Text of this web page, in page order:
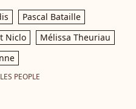
Pascal Bataille
Niclo
Mélissa Theuriau
PEOPLE